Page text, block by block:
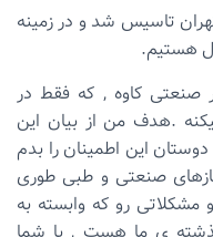
ی بعدی ما در سال ۱۳۸۴ در تهران تاسیس شد و در زمینه
هستیم.
کاوه , که فقط در
.هدف من از بیان این
این اطمینان را بدم
صنعتی و طبی طوری
رو که وابسته به